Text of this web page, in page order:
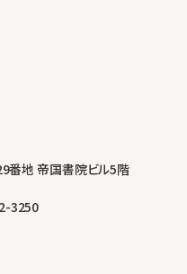
番地 帝国書院ビル5階
3250